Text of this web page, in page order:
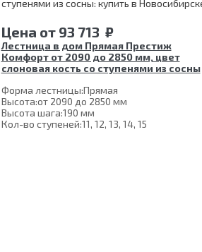
Цена от 93 713 ₽
Лестница в дом Прямая Престиж
Комфорт от 2090 до 2850 мм, цвет
слоновая кость со ступенями из сосны
Форма лестницы:Прямая
Высота:от 2090 до 2850 мм
Высота шага:190 мм
Кол-во ступеней:11, 12, 13, 14, 15